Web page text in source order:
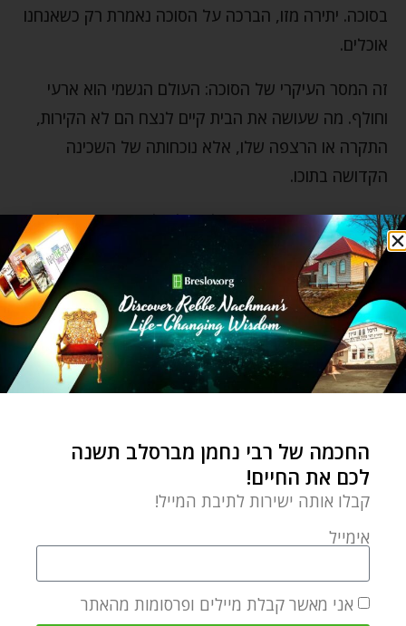
בסוכה. יתירה מזו, הברכה על הסוכה נאמרת רק כשאנחנו
אוכלים.
זה המסר העיקרי של הסוכה: העולם הגשמי הוא ארעי
וחולף. מה שעושה את הבית קיים לנצח הם לא הקירות,
התקרה או הרצפה שלו, אלא נוכחותה של השכינה
הקדושה בתוכו.
כשאנחנו מביאים את האכילה שלנו לתוך הסוכה, עלינו
ליצוק בה את המסר הזה. כי מה שגורם לאכילה שלך
להיות ממושכת וארוכה הם לא המעדנים שאתה אוכל,
אלא הכוונה להזין את הנשמה שלך כדי שתאיר את אורה
בעולם הזה. אם תאכל כך ה"מעשים הבוציים" שלך
ייעלמו, המוח שלך יתבהר, היכולת לקבל ולהכיל את אורו
של הצדיק תגדל וה-מ.ג.א תהיה אמיתית כפי שמעולם לא
חג סוכות שמח!
(מבוסס על דברי רבי נחמן מברסלב, ליקוטי מוהר"ן יז).
מרתקים, מחכימים וסוחפים בנושא חגים
ומועדים בקישור הזה
החכמה של רבי נחמן מברסלב תשנה
לכם את החיים!
קבלו אותה ישירות לתיבת המייל!
אימייל
אני מאשר קבלת מיילים ופרסומות מהאתר